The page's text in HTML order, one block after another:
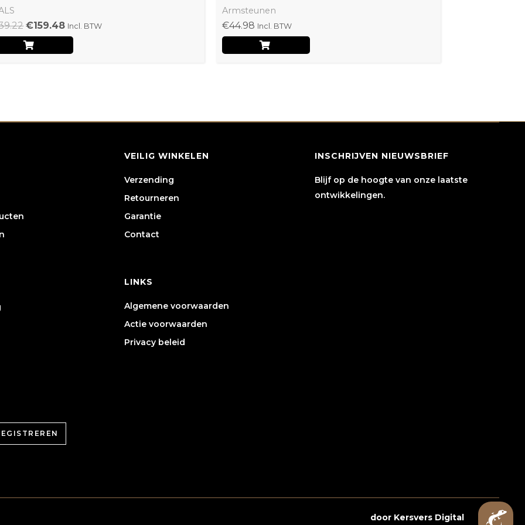
€159.48 Incl. BTW
Armsteunen
€44.98 Incl. BTW
VEILIG WINKELEN
Verzending
Retourneren
Garantie
Contact
LINKS
Algemene voorwaarden
Actie voorwaarden
Privacy beleid
INSCHRIJVEN NIEUWSBRIEF
Blijf op de hoogte van onze laatste
ontwikkelingen.
door Kersvers Digital